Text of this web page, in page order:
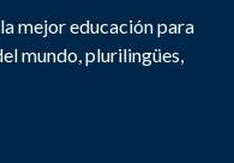
mejor educación para
mundo, plurilingües,